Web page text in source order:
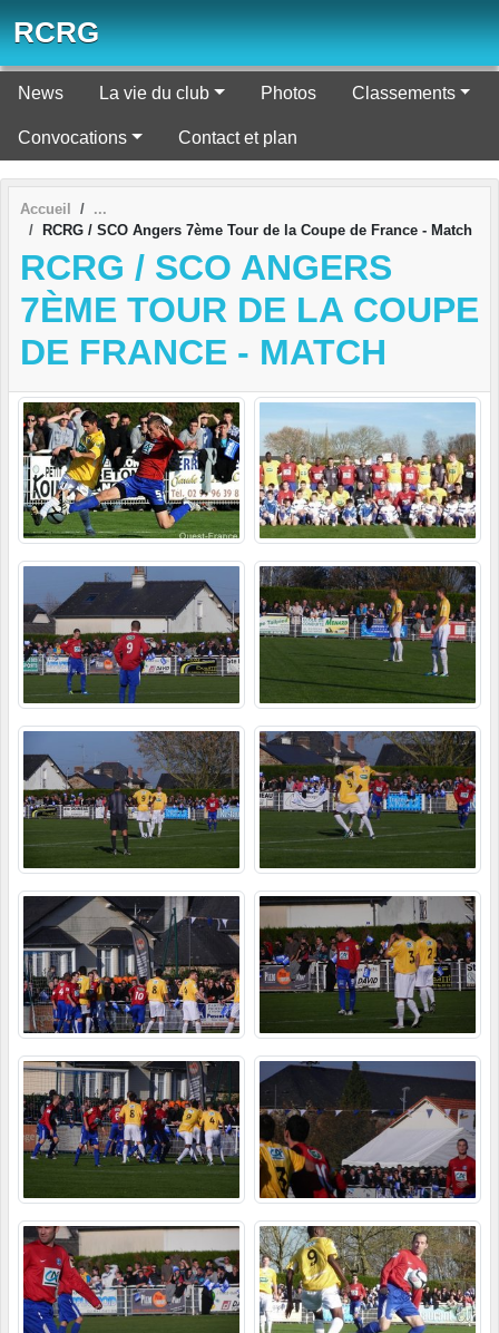
RCRG
News La vie du club Photos Classements
Convocations Contact et plan
Accueil
RCRG / SCO Angers 7ème Tour de la Coupe de France - Match
RCRG / SCO ANGERS
7ÈME TOUR DE LA COUPE
DE FRANCE - MATCH